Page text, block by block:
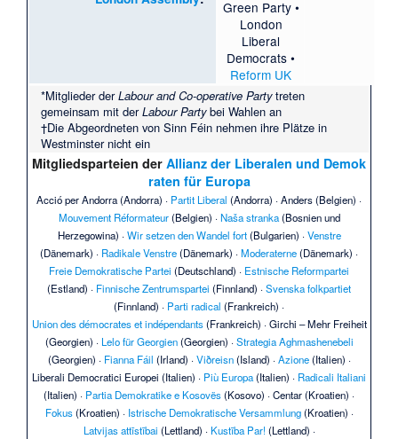
Green Party•
London
Liberal
Democrats •
Reform UK
*Mitglieder derLabour and Co-operative Partytreten
gemeinsam mit derLabour Partybei Wahlen an
†Die Abgeordneten von Sinn Féin nehmen ihre Plätze in
Westminster nicht ein
Mitgliedsparteien der Allianz der Liberalen und Demok
raten für Europa
Acció per Andorra(Andorra) · Partit Liberal (Andorra) ·Anders(Belgien) ·
Mouvement Réformateur(Belgien) ·Naša stranka(Bosnien und
Herzegowina) ·Wir setzen den Wandel fort(Bulgarien) ·Venstre
(Dänemark) · Radikale Venstre(Dänemark) ·Moderaterne(Dänemark) ·
Freie Demokratische Partei (Deutschland) · Estnische Reformpartei
(Estland) · Finnische Zentrumspartei (Finnland) ·Svenska folkpartiet
(Finnland) · Parti radical (Frankreich) ·
Union des démocrates et indépendants(Frankreich) ·Girchi – Mehr Freiheit
(Georgien) · Lelo für Georgien(Georgien) ·Strategia Aghmashenebeli
(Georgien) · Fianna Fáil (Irland) ·Viðreisn(Island) ·Azione(Italien) ·
Liberali Democratici Europei (Italien) · Più Europa(Italien) · Radicali Italiani
(Italien) · Partia Demokratike e Kosovës(Kosovo) ·Centar(Kroatien) ·
Fokus(Kroatien) · Istrische Demokratische Versammlung(Kroatien) ·
Latvijas attīstībai (Lettland) · Kustība Par! (Lettland) ·